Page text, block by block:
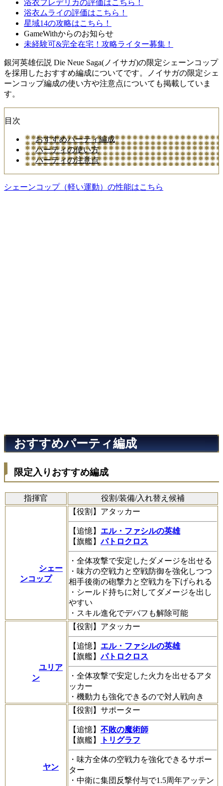
浴衣フレデリカの評価はこちら！
浴衣ムライの評価はこちら！
星域14の攻略はこちら！
GameWithからのお知らせ
未経験可&完全在宅！攻略ライター募集！
銀河英雄伝説 Die Neue Saga(ノイサガ)の限定シェーンコップ
を採用したおすすめ編成についてです。ノイサガの限定シェ
ーンコップ編成の使い方や注意点についても掲載していま
す。
目次
おすすめパーティ編成
パーティの使い方
パーティの注意点
シェーンコップ（軽い運動）の性能はこちら
おすすめパーティ編成
限定入りおすすめ編成
指揮官 役割/装備/入れ替え候補
シェー
ンコップ
【役割】アタッカー
【追憶】 エル・ファシルの英雄
【旗艦】パトロクロス
・全体攻撃で安定したダメージを出せる
・味方の空戦力と空戦防御を強化しつつ
相手後衛の砲撃力と空戦力を下げられる
・シールド持ちに対してダメージを出し
やすい
・スキル進化でデバフも解除可能
ユリア
ン
【役割】アタッカー
【追憶】 エル・ファシルの英雄
【旗艦】パトロクロス
・全体攻撃で安定した火力を出せるアタ
ッカー
・機動力も強化できるので対人戦向き
ヤン
【役割】サポーター
【追憶】 不敗の魔術師
【旗艦】
トリグラフ
・味方全体の空戦力を強化できるサポー
ター
・中衛に集団反撃付与で1.5周年アッテン